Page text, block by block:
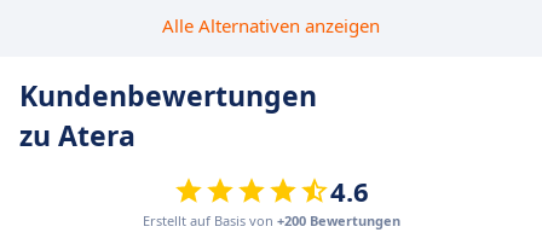
Alle Alternativen anzeigen
Kundenbewertungen
zu Atera
4.6
Erstellt auf Basis von +200 Bewertungen